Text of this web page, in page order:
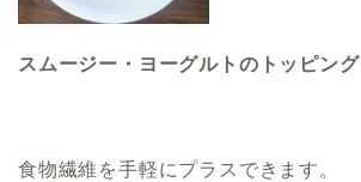
スムージー・ヨーグルトのトッピング
食物繊維を手軽にプラスできます。